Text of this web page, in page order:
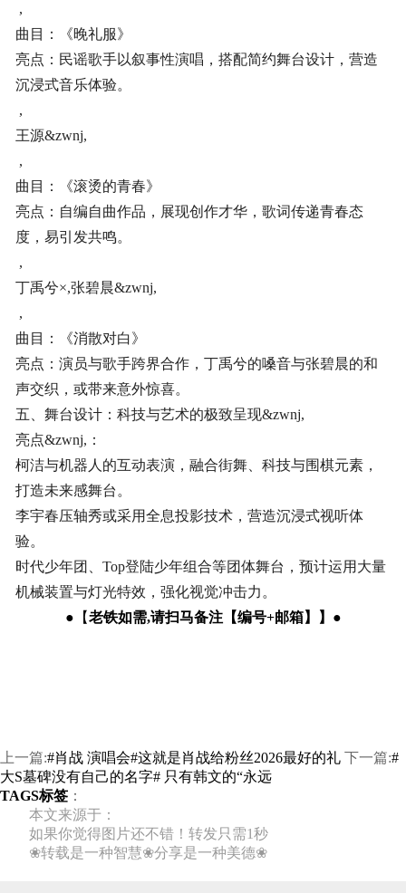
,
曲目：《晚礼服》
亮点：民谣歌手以叙事性演唱，搭配简约舞台设计，营造
沉浸式音乐体验。
,
王源&zwnj,
,
曲目：《滚烫的青春》
亮点：自编自曲作品，展现创作才华，歌词传递青春态
度，易引发共鸣。
,
丁禹兮×,张碧晨&zwnj,
,
曲目：《消散对白》
亮点：演员与歌手跨界合作，丁禹兮的嗓音与张碧晨的和
声交织，或带来意外惊喜。
五、舞台设计：科技与艺术的极致呈现&zwnj,
亮点&zwnj,：
柯洁与机器人的互动表演，融合街舞、科技与围棋元素，
打造未来感舞台。
李宇春压轴秀或采用全息投影技术，营造沉浸式视听体
验。
时代少年团、Top登陆少年组合等团体舞台，预计运用大量
机械装置与灯光特效，强化视觉冲击力。
●【老铁如需,请扫马备注【编号+邮箱】 】 ●
上一篇:#肖战 演唱会#这就是肖战给粉丝2026最好的礼 下一篇:#
大S墓碑没有自己的名字# 只有韩文的“永远
TAGS标签 ：
本文来源于：
如果你觉得图片还不错！转发只需1秒
❀转载是一种智慧❀分享是一种美德❀